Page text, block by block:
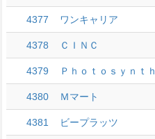
4377 ワンキャリア
4378 ＣＩＮＣ
4379 Ｐｈｏｔｏｓｙｎｔｈ
4380 Ｍマート
4381 ビープラッツ